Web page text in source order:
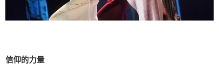
信仰的力量